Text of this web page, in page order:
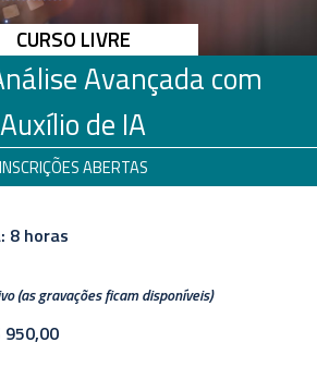
CURSO LIVRE
Avançada com
Auxílio de IA
INSCRIÇÕES ABERTAS
8 horas
(as gravações ficam disponíveis)
950,00